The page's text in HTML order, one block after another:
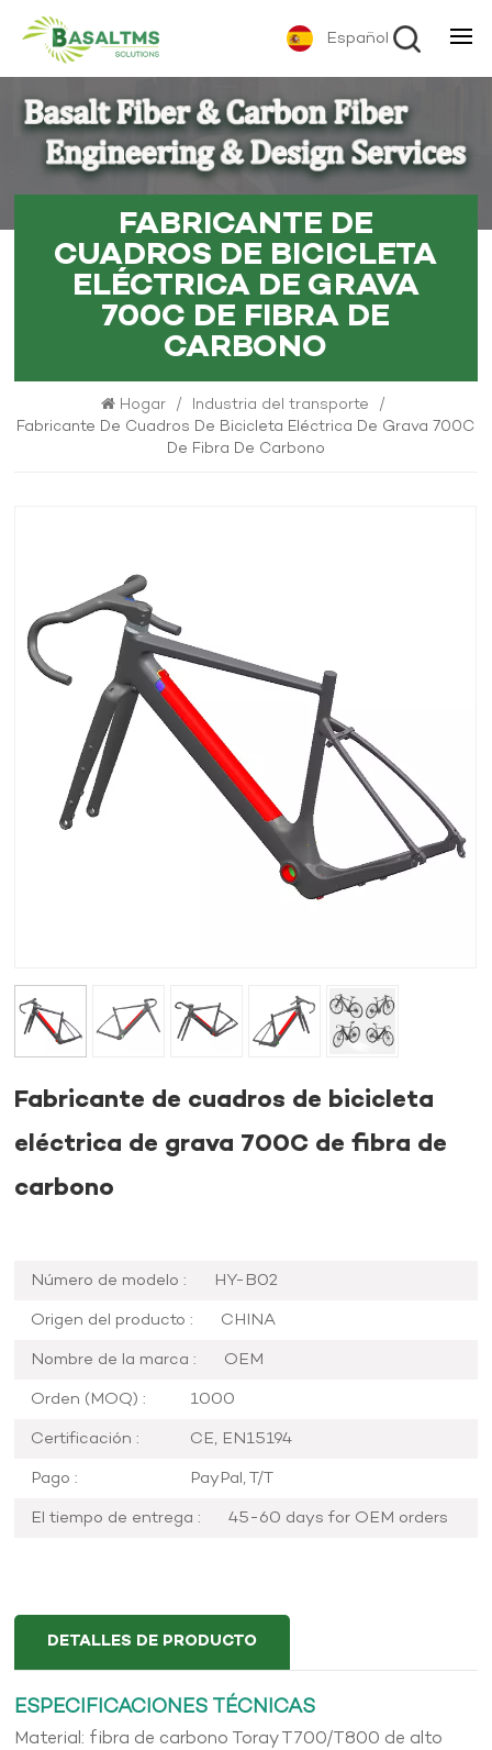
Español
FABRICANTE DE
CUADROS DE BICICLETA
ELÉCTRICA DE GRAVA
700C DE FIBRA DE
CARBONO
Hogar / Industria del transporte /
Fabricante De Cuadros De Bicicleta Eléctrica De Grava 700C
De Fibra De Carbono
Fabricante de cuadros de bicicleta
eléctrica de grava 700C de fibra de
carbono
Número de modelo :
HY-B02
Origen del producto :
CHINA
Nombre de la marca :
OEM
Orden (MOQ) :
1000
Certificación :
CE, EN15194
Pago :
PayPal, T/T
El tiempo de entrega :
45-60 days for OEM orders
DETALLES DE PRODUCTO
ESPECIFICACIONES TÉCNICAS
Material: fibra de carbono Toray T700/T800 de alto